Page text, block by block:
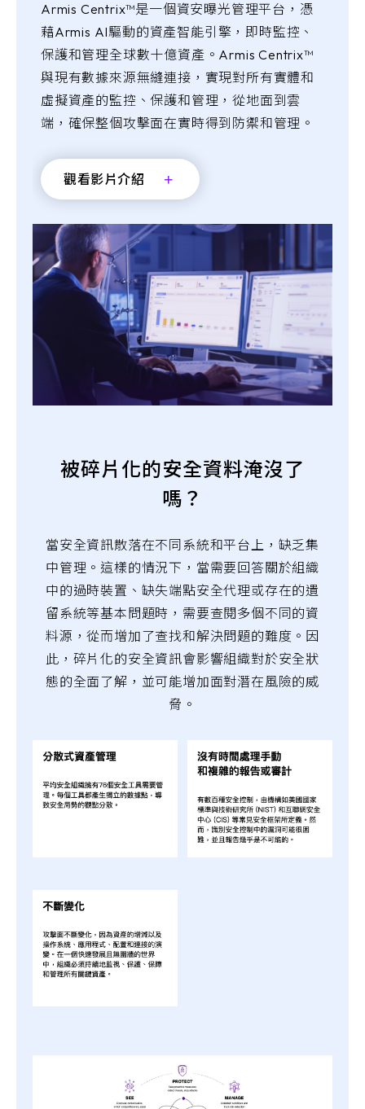
Armis Centrix™是一個資安曝光管理平台，憑
藉Armis AI驅動的資產智能引擎，即時監控、
保護和管理全球數十億資產。Armis Centrix™
與現有數據來源無縫連接，實現對所有實體和
虛擬資產的監控、保護和管理，從地面到雲
端，確保整個攻擊面在實時得到防禦和管理。
觀看影片介紹
被碎片化的安全資料淹沒了
嗎？
當安全資訊散落在不同系統和平台上，缺乏集
中管理。這樣的情況下，當需要回答關於組織
中的過時裝置、缺失端點安全代理或存在的遺
留系統等基本問題時，需要查閱多個不同的資
料源，從而增加了查找和解決問題的難度。因
此，碎片化的安全資訊會影響組織對於安全狀
態的全面了解，並可能增加面對潛在風險的威
脅。